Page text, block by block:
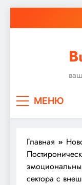
к
МЕНЮ
Главная
сектора с